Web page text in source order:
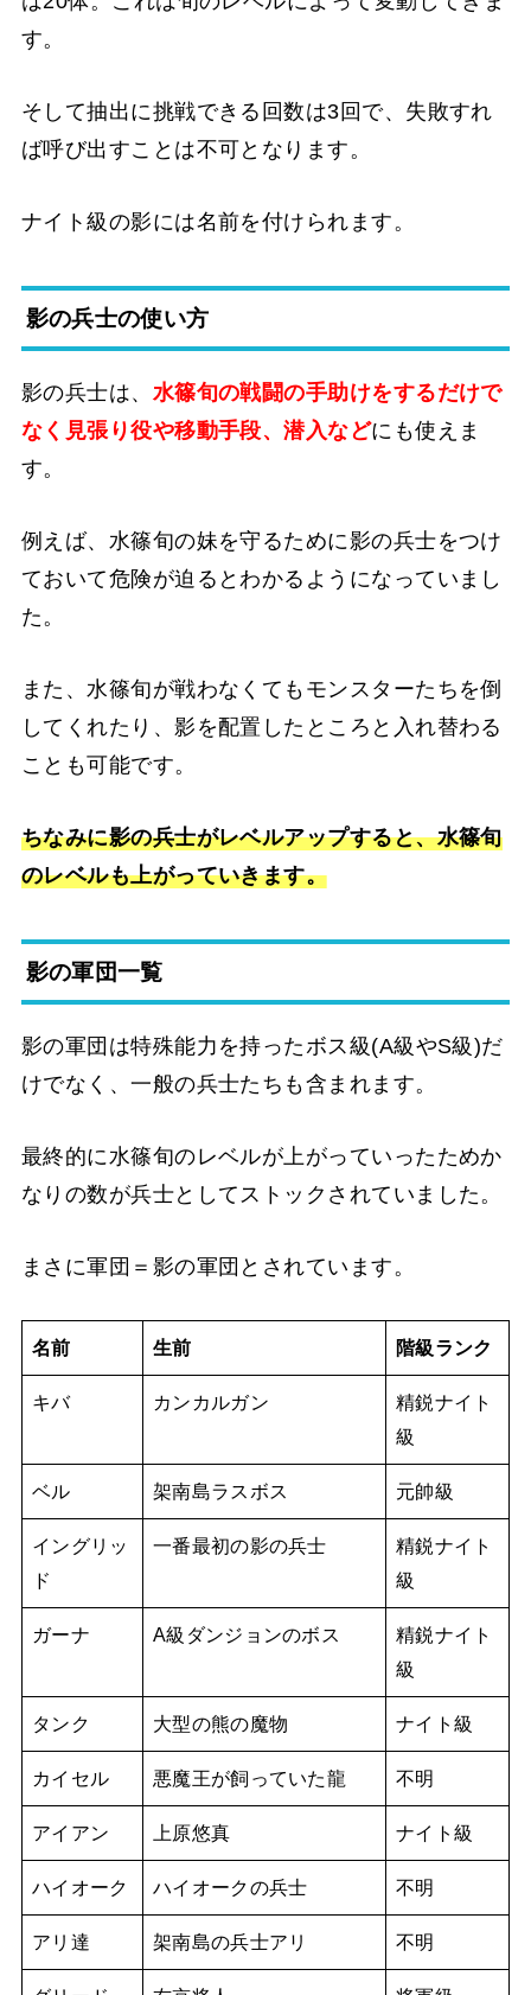
す。
そして抽出に挑戦できる回数は3回で、失敗すれ
ば呼び出すことは不可となります。
ナイト級の影には名前を付けられます。
影の兵士の使い方
影の兵士は、 水篠旬の戦闘の手助けをするだけで
なく見張り役や移動手段、潜入などにも使えま
す。
例えば、水篠旬の妹を守るために影の兵士をつけ
ておいて危険が迫るとわかるようになっていまし
た。
また、水篠旬が戦わなくてもモンスターたちを倒
してくれたり、影を配置したところと入れ替わる
ことも可能です。
ちなみに影の兵士がレベルアップすると、水篠旬
のレベルも上がっていきます。
影の軍団一覧
影の軍団は特殊能力を持ったボス級(A級やS級)だ
けでなく、一般の兵士たちも含まれます。
最終的に水篠旬のレベルが上がっていったためか
なりの数が兵士としてストックされていました。
まさに軍団＝影の軍団とされています。
名前 生前 階級ランク
キバ カンカルガン
精鋭ナイト
級
ベル 架南島ラスボス 元帥級
イングリッ
ド
一番最初の影の兵士
精鋭ナイト
級
ガーナ A級ダンジョンのボス
精鋭ナイト
級
タンク 大型の熊の魔物 ナイト級
カイセル 悪魔王が飼っていた龍 不明
アイアン 上原悠真 ナイト級
ハイオーク ハイオークの兵士 不明
アリ達 架南島の兵士アリ 不明